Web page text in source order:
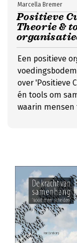
Positieve
Theorie &
Marcella Bremer
Een positieve
over 'Positieve
én tools om
waarin mensen